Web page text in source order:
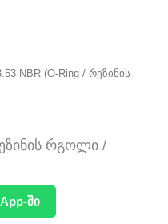
NBR (O-Ring / რეზინის
რგოლი /
ში